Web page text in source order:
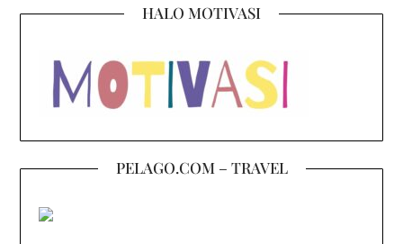
HALO MOTIVASI
PELAGO.COM – TRAVEL